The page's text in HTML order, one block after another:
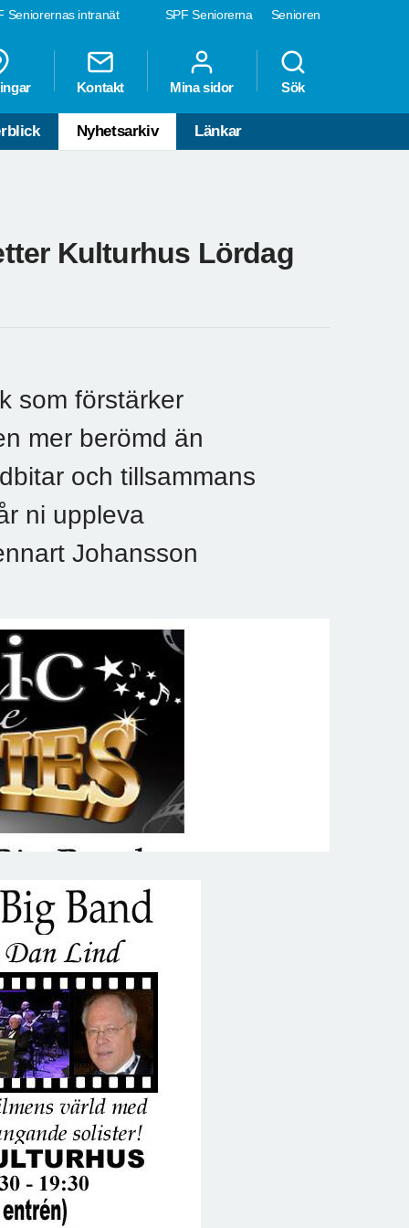
SPF Seniorerna Senioren
Seniorernas intranät
Kontakt Mina sidor Sök
Nyhetsarkiv Länkar
Kulturhus Lördag
som förstärker
mer berömd än
och tillsammans
ni uppleva
Johansson